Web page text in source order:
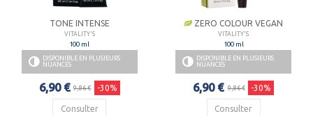
TONE INTENSE
VITALITY'S
100 ml
DISPONIBLE EN PLUSIEURS
NUANCES
6,90 € 9,86 € -30%
Consulter
ZERO COLOUR VEGAN
VITALITY'S
100 ml
DISPONIBLE EN PLUSIEURS
NUANCES
6,90 € 9,86 € -30%
Consulter